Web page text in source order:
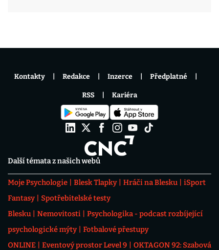
Další témata z našich webů
Moje Psychologie Blesk Tlapky Hráči na Blesku
iSport
Fantasy
Spotřebitelské testy
Blesku
Nemovitosti
Psychologika - podcast rozbíjející
psychologické mýty
Fotbalové přestupy
ONLINE
Eventový prostor Level 9
OKTAGON 92: Szabová
Kontakty Redakce Inzerce Předplatné
RSS Kariéra